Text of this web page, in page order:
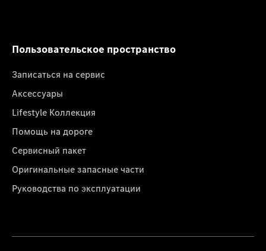
Пользовательское пространство
Записаться на сервис
Аксессуары
Lifestyle Коллекция
Помощь на дороге
Сервисный пакет
Оригинальные запасные части
Руководства по эксплуатации